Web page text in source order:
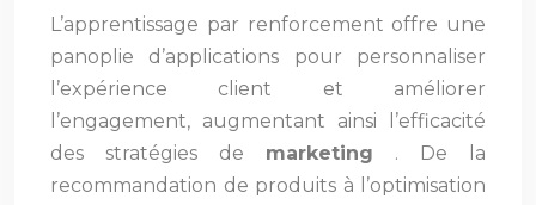
L’apprentissage par renforcement offre une
panoplie d’applications pour personnaliser
l’expérience client et améliorer
l’engagement, augmentant ainsi l’efficacité
des stratégies de marketing . De la
recommandation de produits à l’optimisation